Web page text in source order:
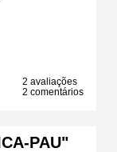
2 avaliações
2 comentários
PAU"